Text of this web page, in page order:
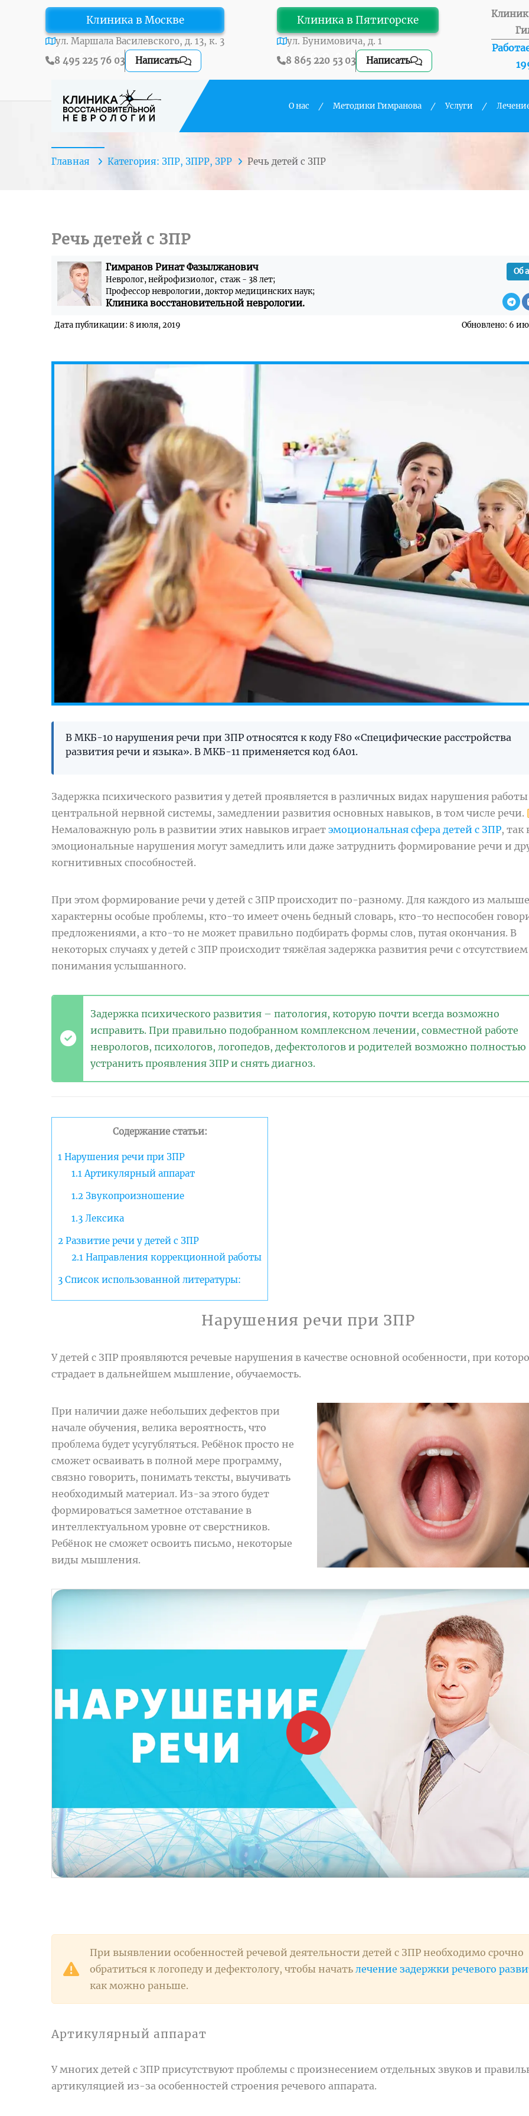
Клиника в Москве
ул. Маршала Василевского, д. 13, к. 3
8 495 225 76 03
Написать
Клиника в Пятигорске
ул. Бунимовича, д. 1
8 865 220 53 03
Написать
О нас Методики Гимранова Услуги
Главная Категория: ЗПР, ЗПРР, ЗРР Речь детей с ЗПР
Речь детей с ЗПР
Гимранов Ринат Фазылжанович
Невролог, нейрофизиолог, стаж - 38 лет;
Профессор неврологии, доктор медицинских наук;
Клиника восстановительной неврологии.
Об
Дата публикации: 8 июля, 2019 Обновлено: 6
В МКБ-10 нарушения речи при ЗПР относятся к коду F80 «Специфические расстройства
развития речи и языка». В МКБ-11 применяется код 6A01.
Задержка психического развития у детей проявляется в различных видах нарушения работы
центральной нервной системы, замедлении развития основных навыков, в том числе речи.
Немаловажную роль в развитии этих навыков играет эмоциональная сфера детей с ЗПР, так
эмоциональные нарушения могут замедлить или даже затруднить формирование речи и
когнитивных способностей.
При этом формирование речи у детей с ЗПР происходит по-разному. Для каждого из
характерны особые проблемы, кто-то имеет очень бедный словарь, кто-то неспособен
предложениями, а кто-то не может правильно подбирать формы слов, путая окончания. В
некоторых случаях у детей с ЗПР происходит тяжёлая задержка развития речи с
понимания услышанного.
Задержка психического развития – патология, которую почти всегда возможно
исправить. При правильно подобранном комплексном лечении, совместной работе
неврологов, психологов, логопедов, дефектологов и родителей возможно полностью
устранить проявления ЗПР и снять диагноз.
Содержание статьи:
1 Нарушения речи при ЗПР
1.1Артикулярный аппарат
1.2Звукопроизношение
1.3Лексика
2 Развитие речи у детей с ЗПР
2.1Направления коррекционной работы
3 Список использованной литературы:
Нарушения речи при ЗПР
У детей с ЗПР проявляются речевые нарушения в качестве основной особенности, при
страдает в дальнейшем мышление, обучаемость.
При наличии даже небольших дефектов при
начале обучения, велика вероятность, что
проблема будет усугубляться. Ребёнок просто не
сможет осваивать в полной мере программу,
связно говорить, понимать тексты, выучивать
необходимый материал. Из-за этого будет
формироваться заметное отставание в
интеллектуальном уровне от сверстников.
Ребёнок не сможет освоить письмо, некоторые
виды мышления.
При выявлении особенностей речевой деятельности детей с ЗПР необходимо срочно
обратиться к логопеду и дефектологу, чтобы начать лечение задержки речевого
как можно раньше.
Артикулярный аппарат
У многих детей с ЗПР присутствуют проблемы с произнесением отдельных звуков и
артикуляцией из-за особенностей строения речевого аппарата.